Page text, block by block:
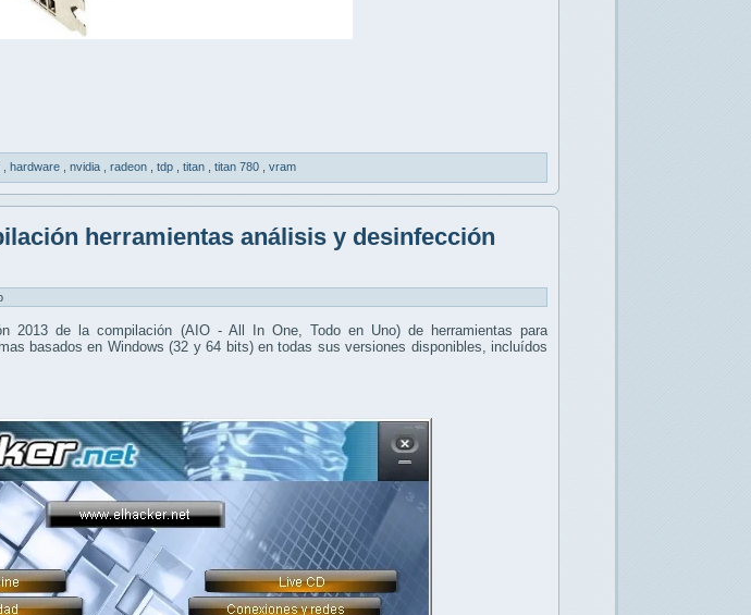
hardware nvidia radeon tdp titan titan 780 vram
herramientas análisis y desinfección
2013 de la compilación (AIO - All In One, Todo en Uno) de herramientas para
basados en Windows (32 y 64 bits) en todas sus versiones disponibles, incluídos